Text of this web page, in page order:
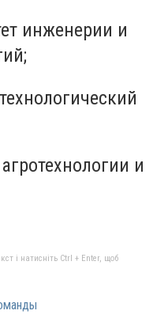
инженерии и
и
і натисніть Ctrl + Enter, щоб